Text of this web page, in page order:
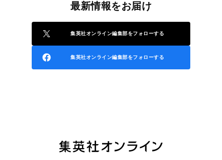
最新情報をお届け
集英社オンライン編集部をフォローする
集英社オンライン編集部をフォローする